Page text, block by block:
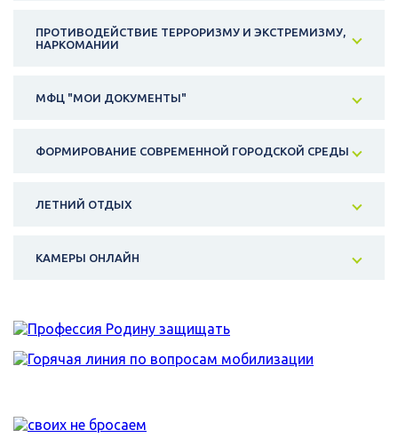
ПРОТИВОДЕЙСТВИЕ ТЕРРОРИЗМУ И ЭКСТРЕМИЗМУ,
НАРКОМАНИИ
МФЦ "МОИ ДОКУМЕНТЫ"
ФОРМИРОВАНИЕ СОВРЕМЕННОЙ ГОРОДСКОЙ СРЕДЫ
ЛЕТНИЙ ОТДЫХ
КАМЕРЫ ОНЛАЙН